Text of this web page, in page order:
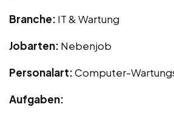
Branche: IT & Wartung
Jobarten: Nebenjob
Personalart:Computer-
Aufgaben: